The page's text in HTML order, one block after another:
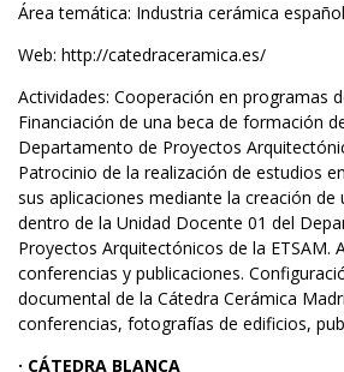
Área temática: Industria cerámica
Web: http://catedraceramica.es/
Actividades: Cooperación en programas
Financiación de una beca de formación
Departamento de Proyectos
Patrocinio de la realización de estudios
sus aplicaciones mediante la creación
dentro de la Unidad Docente 01 del
Proyectos Arquitectónicos de la ETSAM.
conferencias y publicaciones.
documental de la Cátedra Cerámica
conferencias, fotografías de edificios,
· CÁTEDRA BLANCA